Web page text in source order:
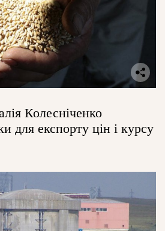
Колесніченко
для експорту цін і курсу